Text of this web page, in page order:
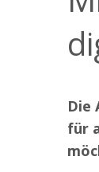
Die
für